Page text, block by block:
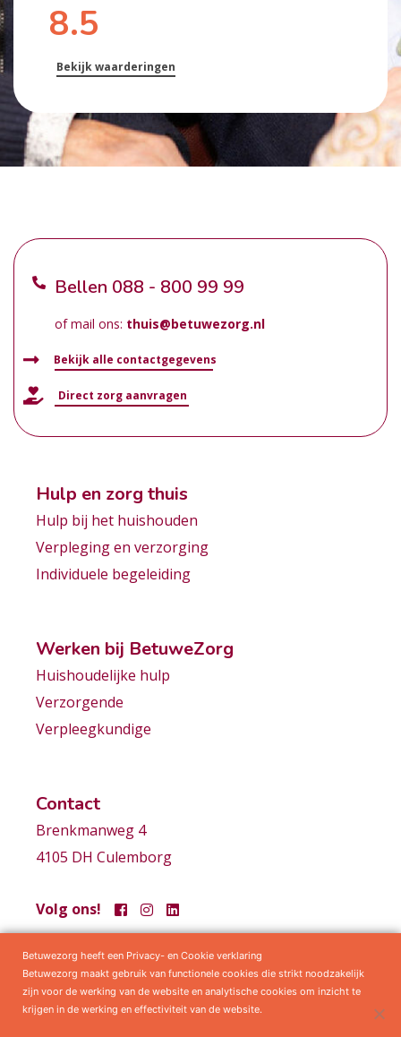
8.5
Bekijk waarderingen
Bellen 088 - 800 99 99
of mail ons: thuis@betuwezorg.nl
Bekijk alle contactgegevens
Direct zorg aanvragen
Hulp en zorg thuis
Hulp bij het huishouden
Verpleging en verzorging
Individuele begeleiding
Werken bij BetuweZorg
Huishoudelijke hulp
Verzorgende
Verpleegkundige
Contact
Brenkmanweg 4
4105 DH Culemborg
Volg ons!
Samenwerkingen Privacy statement Algemene voorwaarden
Betuwezorg heeft een Privacy- en Cookie verklaring
Betuwezorg maakt gebruik van functionele cookies die strikt noodzakelijk
zijn voor de werking van de website en analytische cookies om inzicht te
krijgen in de werking en effectiviteit van de website.